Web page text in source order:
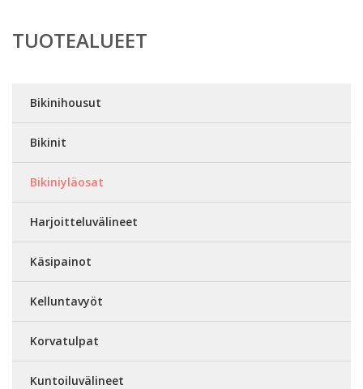
TUOTEALUEET
Bikinihousut
Bikinit
Bikiniyläosat
Harjoitteluvälineet
Käsipainot
Kelluntavyöt
Korvatulpat
Kuntoiluvälineet